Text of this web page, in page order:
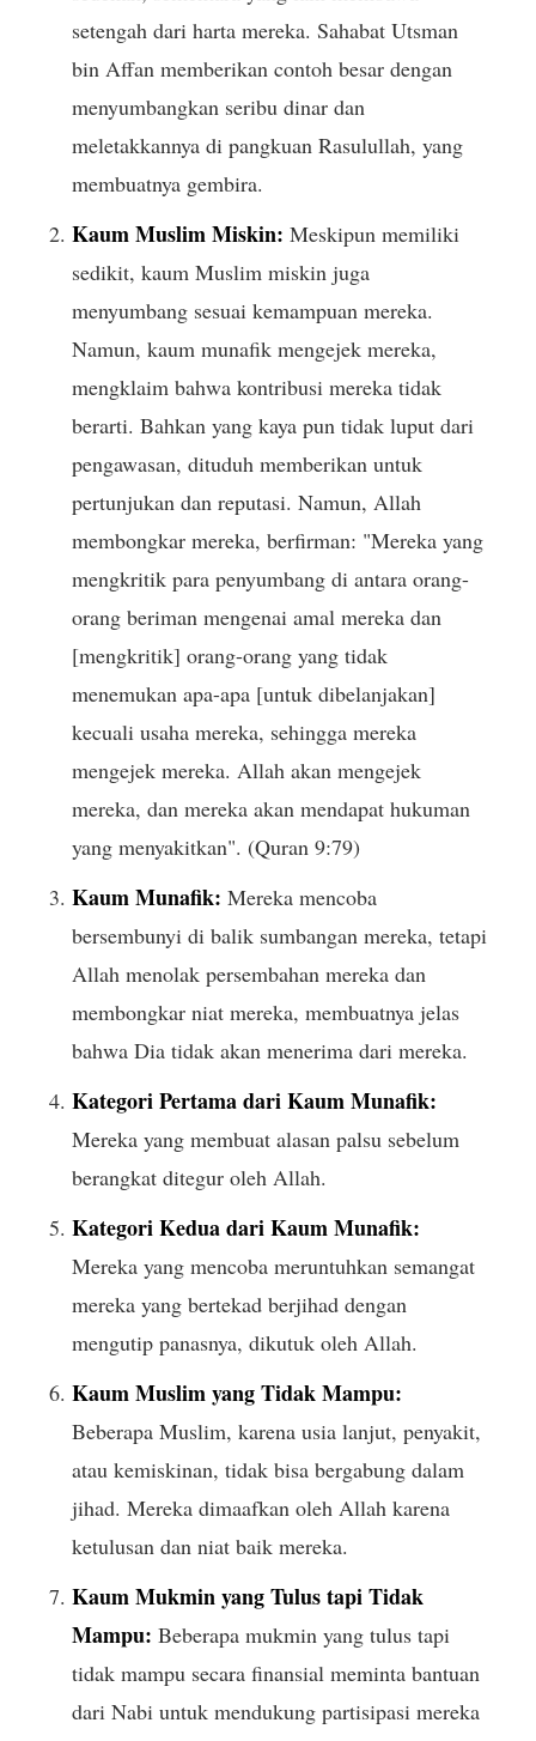
setengah dari harta mereka. Sahabat Utsman
bin Affan memberikan contoh besar dengan
menyumbangkan seribu dinar dan
meletakkannya di pangkuan Rasulullah, yang
membuatnya gembira.
Kaum Muslim Miskin: Meskipun memiliki
sedikit, kaum Muslim miskin juga
menyumbang sesuai kemampuan mereka.
Namun, kaum munafik mengejek mereka,
mengklaim bahwa kontribusi mereka tidak
berarti. Bahkan yang kaya pun tidak luput dari
pengawasan, dituduh memberikan untuk
pertunjukan dan reputasi. Namun, Allah
membongkar mereka, berfirman: "Mereka yang
mengkritik para penyumbang di antara orang-
orang beriman mengenai amal mereka dan
[mengkritik] orang-orang yang tidak
menemukan apa-apa [untuk dibelanjakan]
kecuali usaha mereka, sehingga mereka
mengejek mereka. Allah akan mengejek
mereka, dan mereka akan mendapat hukuman
yang menyakitkan". (Quran 9:79)
Kaum Munafik: Mereka mencoba
bersembunyi di balik sumbangan mereka, tetapi
Allah menolak persembahan mereka dan
membongkar niat mereka, membuatnya jelas
bahwa Dia tidak akan menerima dari mereka.
Kategori Pertama dari Kaum Munafik:
Mereka yang membuat alasan palsu sebelum
berangkat ditegur oleh Allah.
Kategori Kedua dari Kaum Munafik:
Mereka yang mencoba meruntuhkan semangat
mereka yang bertekad berjihad dengan
mengutip panasnya, dikutuk oleh Allah.
Kaum Muslim yang Tidak Mampu:
Beberapa Muslim, karena usia lanjut, penyakit,
atau kemiskinan, tidak bisa bergabung dalam
jihad. Mereka dimaafkan oleh Allah karena
ketulusan dan niat baik mereka.
Kaum Mukmin yang Tulus tapi Tidak
Mampu: Beberapa mukmin yang tulus tapi
tidak mampu secara finansial meminta bantuan
dari Nabi untuk mendukung partisipasi mereka